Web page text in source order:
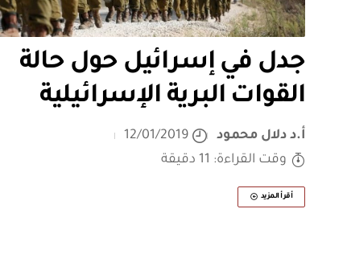
جدل في إسرائيل حول حالة
القوات البرية الإسرائيلية
أ.د دلال محمود
12/01/2019
وقت القراءة: 11 دقيقة
أقرأ المزيد